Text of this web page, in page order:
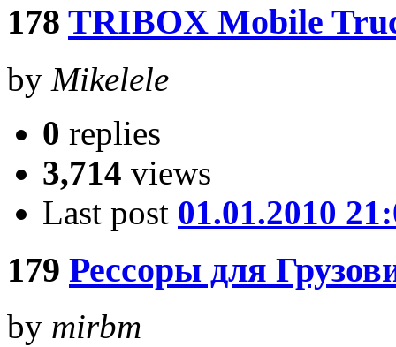
178 TRIBOX Mobile
by Mikelele
0 replies
3,714 views
Last post 01.01.2010
179 Рессоры для
by mirbm